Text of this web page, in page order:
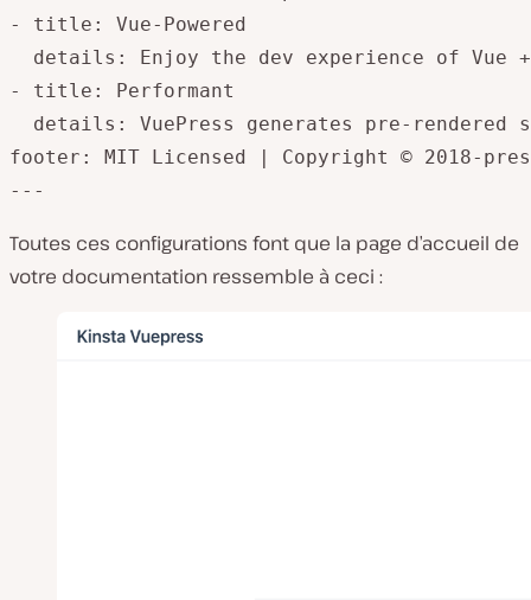
- title: Vue-Powered
details: Enjoy the dev experience of Vue
- title: Performant
details: VuePress generates pre-rendered
footer: MIT Licensed | Copyright © 2018-
---
Toutes ces configurations font que la page d’accueil de
votre documentation ressemble à ceci :